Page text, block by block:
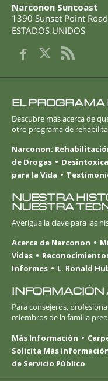
Narconon Suncoast
1390 Sunset Point Road
ESTADOS UNIDOS
EL
Descubre más acerca de
otro programa de
Narconon:
de Drogas
para la Vida
NUESTRA
NUESTRA
Averigua la clave para las
Acerca de Narconon
Vidas
Informes
L. Ronald
INFORMACIÓN
Para consejeros,
miembros de la familia
Más Información
Solicita Más
de Servicio Público